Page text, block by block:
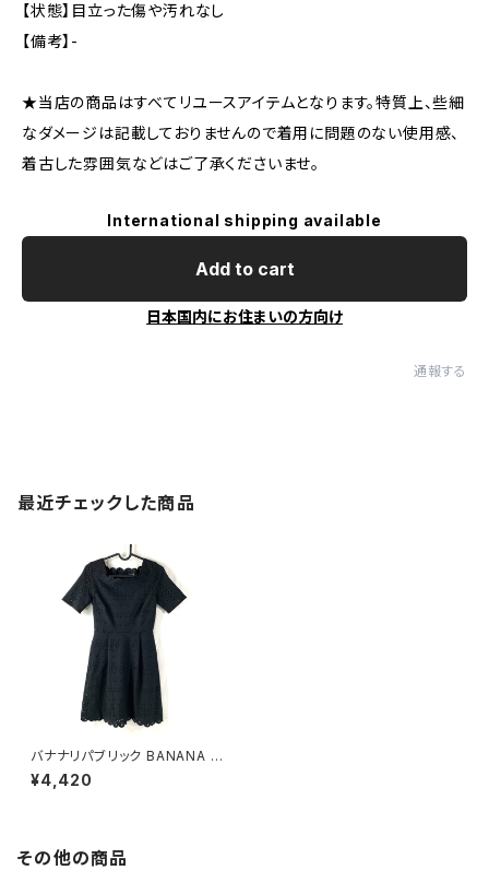
【状態】目立った傷や汚れなし
【備考】-
★当店の商品はすべてリユースアイテムとなります。特質上、些細
なダメージは記載しておりませんので着用に問題のない使用感、
着古した雰囲気などはご了承くださいませ。
International shipping available
Add to cart
日本国内にお住まいの方向け
通報する
最近チェックした商品
バナナリパブリック BANANA R
EPUBLIC ワンピース 半袖 黒
40/90CMサイズ 878783
¥4,420
その他の商品